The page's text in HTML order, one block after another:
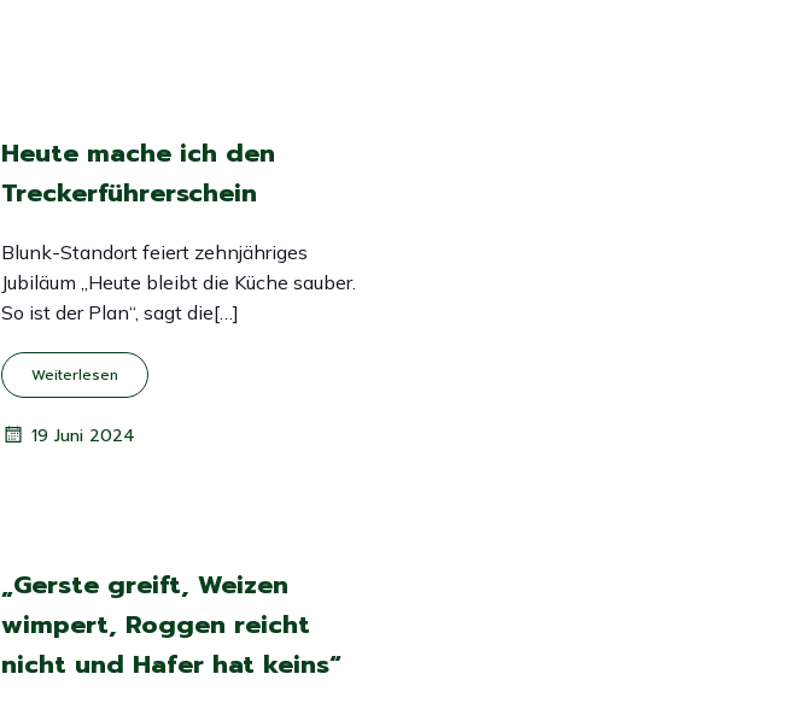
Heute mache ich den
Treckerführerschein
Blunk-Standort feiert zehnjähriges
Jubiläum „Heute bleibt die Küche sauber.
So ist der Plan“, sagt die[…]
Weiterlesen
19 Juni 2024
„Gerste greift, Weizen
wimpert, Roggen reicht
nicht und Hafer hat keins“